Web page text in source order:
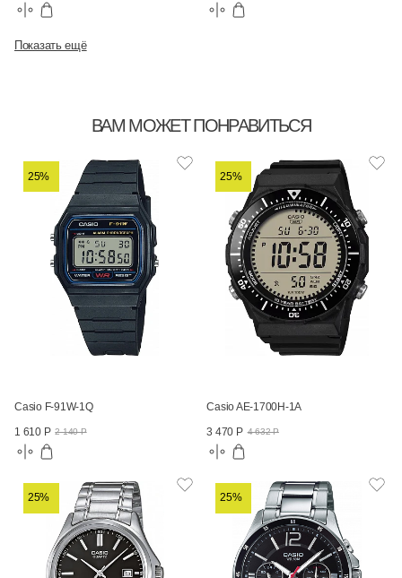
Показать ещё
ВАМ МОЖЕТ ПОНРАВИТЬСЯ
25%
Casio F-91W-1Q
1 610 Р 2 140 Р
25%
Casio AE-1700H-1A
3 470 Р 4 632 Р
25% 25%